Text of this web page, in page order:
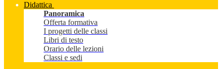
Didattica
Panoramica
Offerta formativa
I progetti delle classi
Libri di testo
Orario delle lezioni
Classi e sedi